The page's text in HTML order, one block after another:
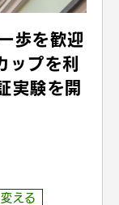
歩を歓迎
ップを利
実験を開
える